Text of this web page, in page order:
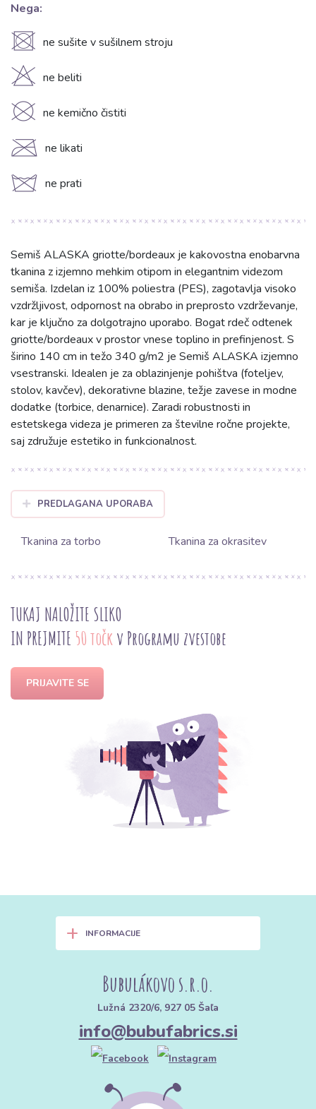
Nega:
U ne sušite v sušilnem stroju
H ne beliti
K ne kemično čistiti
C ne likati
d ne prati
Semiš ALASKA griotte/bordeaux je kakovostna enobarvna
tkanina z izjemno mehkim otipom in elegantnim videzom
semiša. Izdelan iz 100% poliestra (PES), zagotavlja visoko
vzdržljivost, odpornost na obrabo in preprosto vzdrževanje,
kar je ključno za dolgotrajno uporabo. Bogat rdeč odtenek
griotte/bordeaux v prostor vnese toplino in prefinjenost. S
širino 140 cm in težo 340 g/m2 je Semiš ALASKA izjemno
vsestranski. Idealen je za oblazinjenje pohištva (foteljev,
stolov, kavčev), dekorativne blazine, težje zavese in modne
dodatke (torbice, denarnice). Zaradi robustnosti in
estetskega videza je primeren za številne ročne projekte,
saj združuje estetiko in funkcionalnost.
PREDLAGANA UPORABA
Tkanina za torbo Tkanina za okrasitev
TUKAJ NALOŽITE SLIKO
IN PREJMITE 50 točk v Programu zvestobe
PRIJAVITE SE
+ INFORMACIJE
Bubulákovo s.r.o.
Lužná 2320/6, 927 05 Šaľa
info@bubufabrics.si